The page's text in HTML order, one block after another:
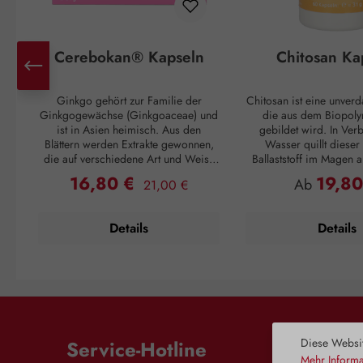
Cerebokan® Kapseln
Ginkgo gehört zur Familie der
Ginkgogewächse (Ginkgoaceae) und
ist in Asien heimisch. Aus den
Blättern werden Extrakte gewonnen,
die auf verschiedene Art und Weise
positiven Einfluss auf unseren Körper
haben. Die im Extrakt enthaltenen
kleinen und mittelgroßen Blutgefäßen
Müdigkeit. Beschwerden, die auf
Verkaufspreis:
16,80 € Regulärer Preis:
21,00 €
Details
Chitosan
Chitosan ist eine
die aus dem
gebildet wird. In
Wasser quillt dieser
Ballaststoff im Magen
eine gelartige Struktur.
die Einnahme von
die 6- bis 8-fache
gelangen, verändert.
fettreichen Speisen
Regulärer
Ab
Details
Service-Hotline
Diese
Mehr